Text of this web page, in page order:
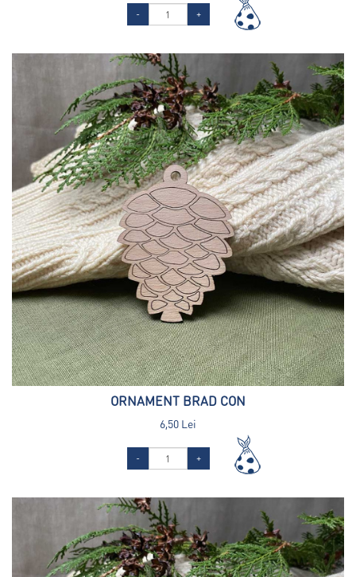
- +
ORNAMENT BRAD CON
6,50 Lei
- +